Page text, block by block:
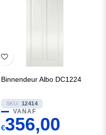
Binnendeur Albo DC1224
SKU: 12414
VANAF
€356,00